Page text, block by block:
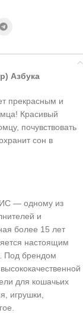
Азбука
прекрасным и
Красивый
почувствовать
сон в
— одному из
и
более 15 лет
настоящим
Под брендом
для кошачьих
игрушки,